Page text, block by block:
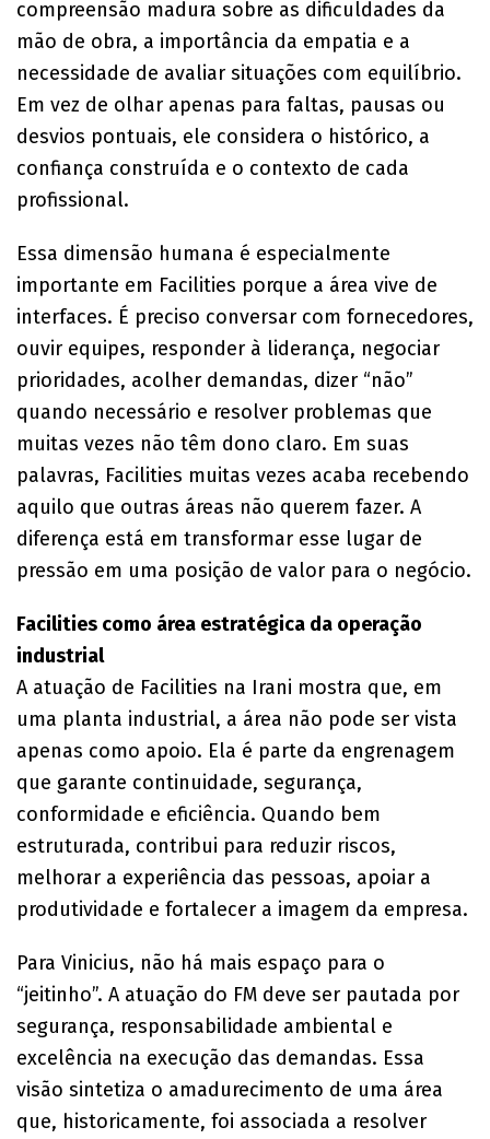
compreensão madura sobre as dificuldades da
mão de obra, a importância da empatia e a
necessidade de avaliar situações com equilíbrio.
Em vez de olhar apenas para faltas, pausas ou
desvios pontuais, ele considera o histórico, a
confiança construída e o contexto de cada
profissional.
Essa dimensão humana é especialmente
importante em Facilities porque a área vive de
interfaces. É preciso conversar com fornecedores,
ouvir equipes, responder à liderança, negociar
prioridades, acolher demandas, dizer “não”
quando necessário e resolver problemas que
muitas vezes não têm dono claro. Em suas
palavras, Facilities muitas vezes acaba recebendo
aquilo que outras áreas não querem fazer. A
diferença está em transformar esse lugar de
pressão em uma posição de valor para o negócio.
Facilities como área estratégica da operação
industrial
A atuação de Facilities na Irani mostra que, em
uma planta industrial, a área não pode ser vista
apenas como apoio. Ela é parte da engrenagem
que garante continuidade, segurança,
conformidade e eficiência. Quando bem
estruturada, contribui para reduzir riscos,
melhorar a experiência das pessoas, apoiar a
produtividade e fortalecer a imagem da empresa.
Para Vinicius, não há mais espaço para o
“jeitinho”. A atuação do FM deve ser pautada por
segurança, responsabilidade ambiental e
excelência na execução das demandas. Essa
visão sintetiza o amadurecimento de uma área
que, historicamente, foi associada a resolver